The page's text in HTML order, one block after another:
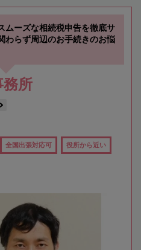
ムーズな相続税申告を徹底サ
わらず周辺のお手続きのお悩
務所
全国出張対応可 役所から近い